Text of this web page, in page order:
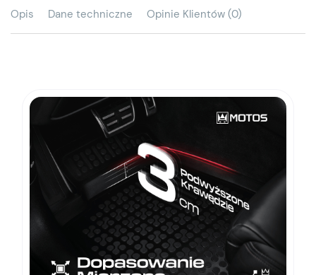
Opis Dane techniczne Opinie Klientów (0)